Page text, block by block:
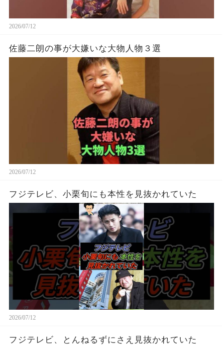
2026/07/12
佐藤二朗の事が大嫌いな大物人物３選
2026/07/12
フジテレビ、小栗旬にも本性を見抜かれていた
2026/07/12
フジテレビ、とんねるずにさえ見抜かれていた